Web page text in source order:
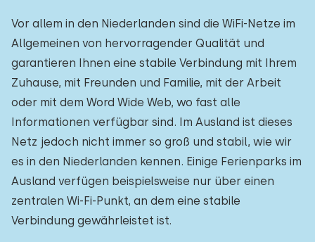
Vor allem in den Niederlanden sind die WiFi-Netze im
Allgemeinen von hervorragender Qualität und
garantieren Ihnen eine stabile Verbindung mit Ihrem
Zuhause, mit Freunden und Familie, mit der Arbeit
oder mit dem Word Wide Web, wo fast alle
Informationen verfügbar sind. Im Ausland ist dieses
Netz jedoch nicht immer so groß und stabil, wie wir
es in den Niederlanden kennen. Einige Ferienparks im
Ausland verfügen beispielsweise nur über einen
zentralen Wi-Fi-Punkt, an dem eine stabile
Verbindung gewährleistet ist.